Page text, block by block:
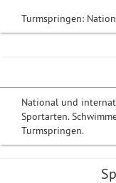
National und
Sportarten.
Turmspringen.
Turmspringen: